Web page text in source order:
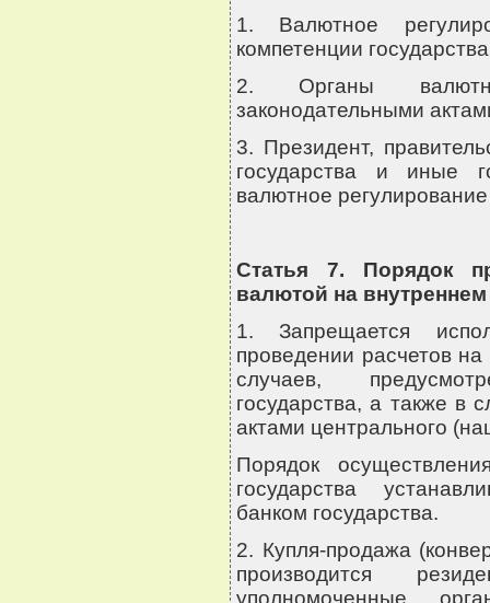
1. Валютное
компетенции
2. Органы
законодательными
3. Президент,
государства и иные
валютное
Статья 7. Порядок
валютой на
1. Запрещается
проведении расчетов
случаев,
государства, а также в
актами центрального
Порядок
государства
банком государства.
2. Купля-продажа
производится
уполномоченные